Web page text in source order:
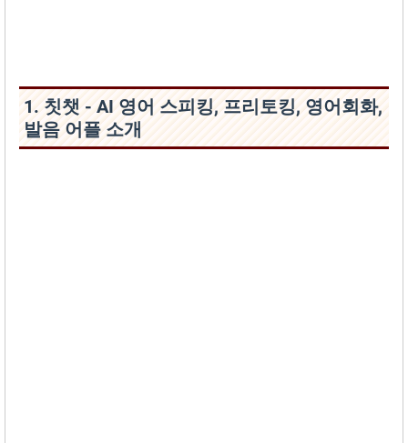
1. 칫챗 - AI 영어 스피킹, 프리토킹, 영어회화,
발음 어플 소개